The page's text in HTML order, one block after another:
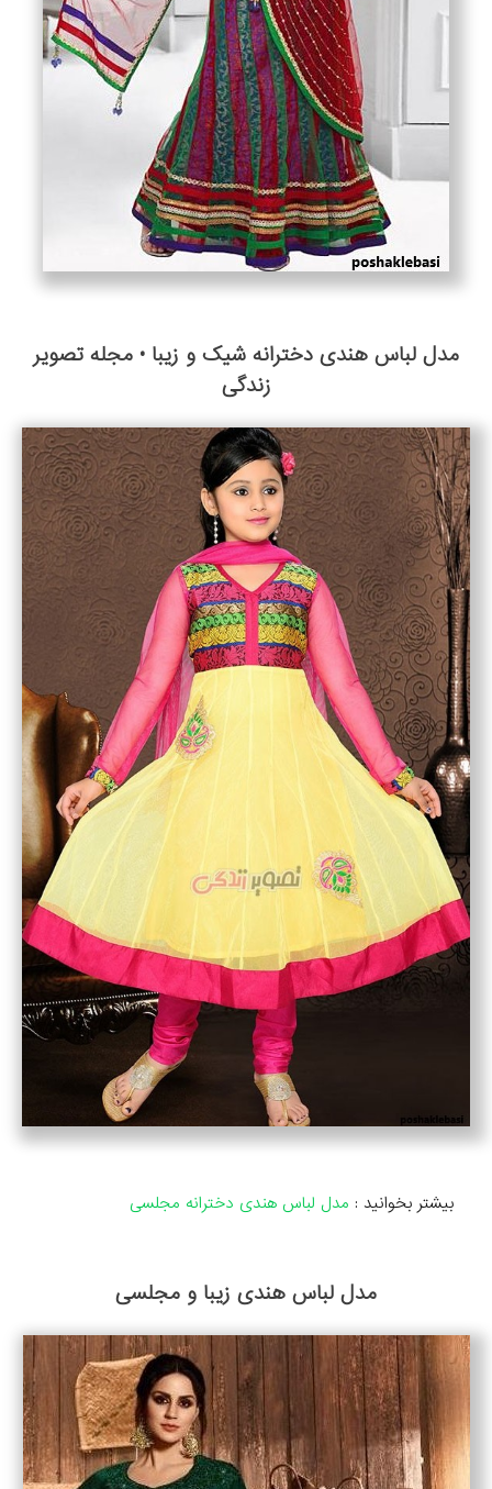
مدل لباس هندی دخترانه شیک و زیبا • مجله تصویر
زندگی
بیشتر بخوانید : مدل لباس هندی دخترانه مجلسی
مدل لباس هندی زیبا و مجلسی